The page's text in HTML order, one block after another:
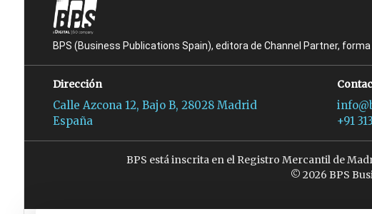
BPS (Business Publications Spain), editora de Channel Partner,
Dirección
Calle Azcona 12, Bajo B, 28028 Madrid
España
+91
BPS está inscrita en el Registro Mercantil de
© 2026 BPS